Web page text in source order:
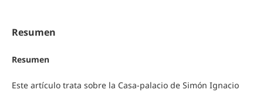
Resumen
Resumen
Este artículo trata sobre la Casa-palacio de Simón Ignacio